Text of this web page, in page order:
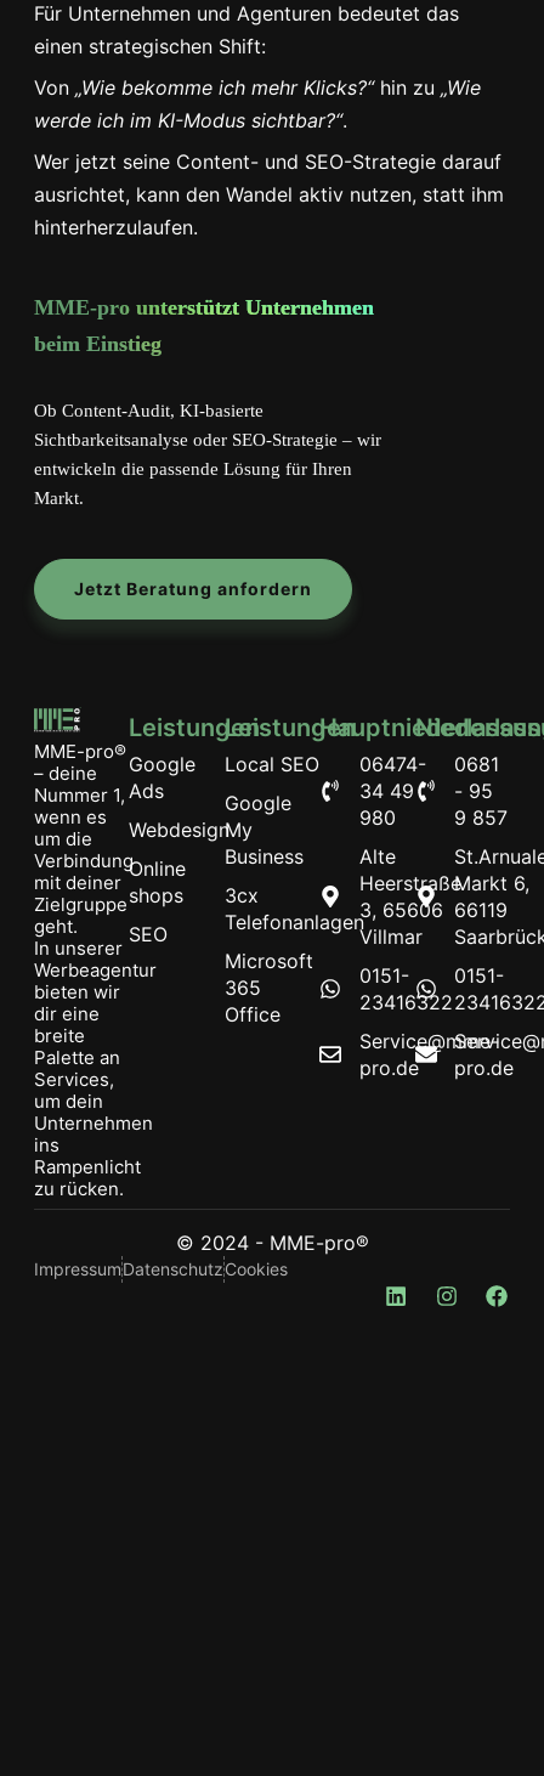
Für Unternehmen und Agenturen bedeutet das
einen strategischen Shift:
Von „Wie bekomme ich mehr Klicks?“hin zu „Wie
werde ich im KI-Modus sichtbar?“.
Wer jetzt seine Content- und SEO-Strategie darauf
ausrichtet, kann den Wandel aktiv nutzen, statt ihm
hinterherzulaufen.
MME-pro unterstützt Unternehmen
beim Einstieg
Ob Content-Audit, KI-basierte
Sichtbarkeitsanalyse oder SEO-Strategie – wir
entwickeln die passende Lösung für Ihren
Markt.
Jetzt Beratung anfordern
MME-pro®
– deine
Nummer 1,
wenn es
um die
Verbindung
mit deiner
Zielgruppe
geht.
In unserer
Werbeagentur
bieten wir
dir eine
breite
Palette an
Services,
um dein
Unternehmen
ins
Rampenlicht
zu rücken.
Leistungen
Google
Ads
Webdesign
Online
shops
SEO
Leistungen
Local SEO
Google
My
Business
3cx
Telefonanlagen
Microsoft
365
Office
06474-
34 49
980
Alte
Heerstraße
3, 65606
Villmar
0151-
23416322
Service@mme-
pro.de
0681
- 95
9 857
Markt 6,
66119
0151-
pro.de
© 2024 - MME-pro®
ImpressumDatenschutzCookies